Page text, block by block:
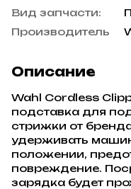
Вид запчасти:
Производитель
Описание
Wahl Cordless
подставка для
стрижки от
удерживать
положении,
повреждение.
зарядка будет